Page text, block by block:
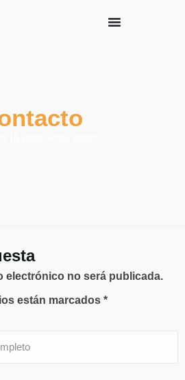
electrónico no será publicada.
están marcados *